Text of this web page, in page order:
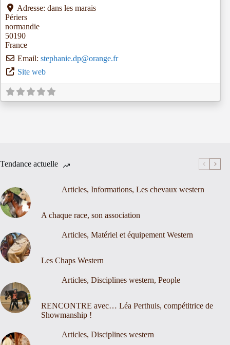
Adresse: dans les marais
Périers
normandie
50190
France
Email: stephanie.dp@orange.fr
Site web
Tendance actuelle
Articles, Informations, Les chevaux western
A chaque race, son association
Articles, Matériel et équipement Western
Les Chaps Western
Articles, Disciplines western, People
RENCONTRE avec… Léa Perthuis, compétitrice de
Showmanship !
Articles, Disciplines western